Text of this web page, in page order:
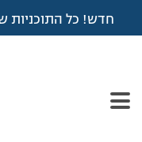
חדש! כל התוכניות
עמוד הבית >דיונים>פורום >
מוצגות 4 תגובות – 1 עד 4 (מתוך 4 סה״כ)